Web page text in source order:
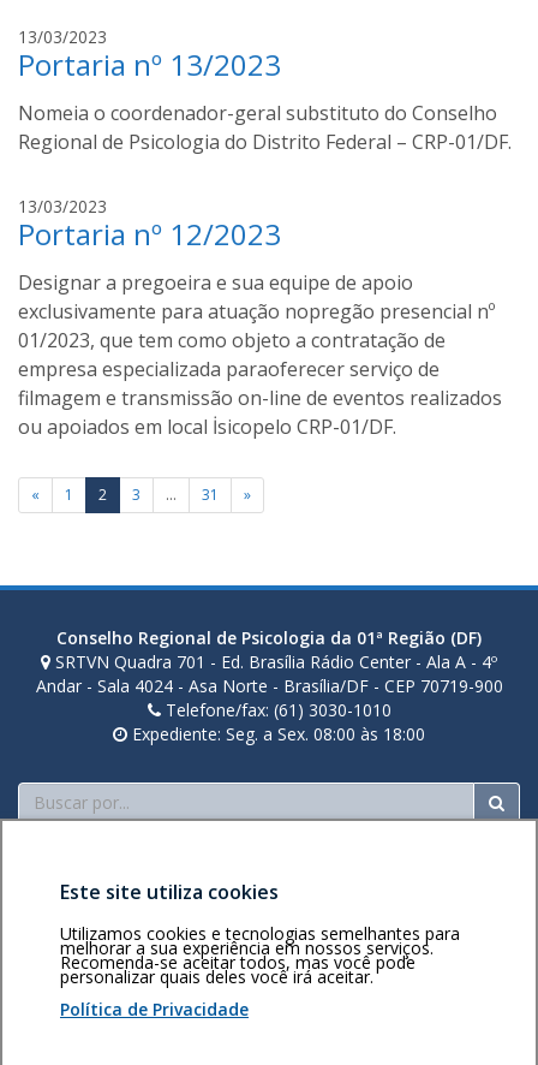
13/03/2023
h
a
g
o
r
a
i
s
Portaria nº 13/2023
Nomeia o coordenador-geral substituto do Conselho
Regional de Psicologia do Distrito Federal – CRP-01/DF.
13/03/2023
v
n
i
l
d
o
u
c
o
a
Portaria nº 12/2023
Designar a pregoeira e sua equipe de apoio
exclusivamente para atuação nopregão presencial nº
01/2023, que tem como objeto a contratação de
empresa especializada paraoferecer serviço de
filmagem e transmissão on-line de eventos realizados
ou apoiados em local İsicopelo CRP-01/DF.
Paginação
posts
« 1 2 3 … 31 »
Conselho Regional de Psicologia da 01ª Região (DF)
SRTVN Quadra 701 - Ed. Brasília Rádio Center - Ala A - 4º
Andar - Sala 4024 - Asa Norte - Brasília/DF - CEP 70719-900
Telefone/fax: (61) 3030-1010
Expediente: Seg. a Sex. 08:00 às 18:00
Buscar
Área restritaPolítica de
privacidade
Personalização
de cookies
Voltar ao topo
Este site utiliza cookies
Utilizamos cookies e tecnologias semelhantes para
melhorar a sua experiência em nossos serviços.
Recomenda-se aceitar todos, mas você pode
personalizar quais deles você irá aceitar.
Política de Privacidade